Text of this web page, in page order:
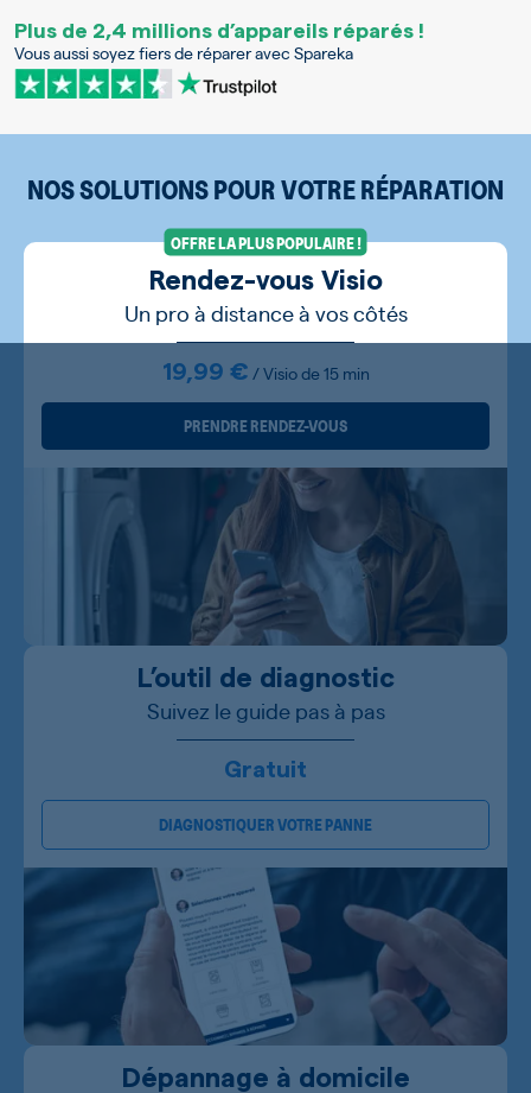
Plus de 2,4 millions d’appareils réparés !
Vous aussi soyez fiers de réparer avec Spareka
NOS SOLUTIONS POUR VOTRE RÉPARATION
OFFRE LA PLUS POPULAIRE !
Rendez-vous Visio
Un pro à distance à vos côtés
19,99 € / Visio de 15 min
PRENDRE RENDEZ-VOUS
L’outil de diagnostic
Suivez le guide pas à pas
Gratuit
DIAGNOSTIQUER VOTRE PANNE
Dépannage à domicile